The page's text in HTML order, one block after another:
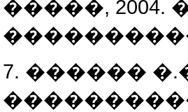
�����,
����������.
7. ������